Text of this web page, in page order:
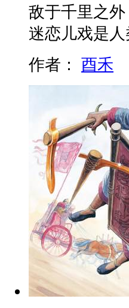
敌于千里之
迷恋儿戏是
作者： 酉禾